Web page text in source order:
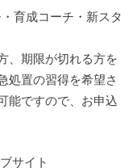
育成コーチ・新スタ
、期限が切れる方を
処置の習得を希望さ
能ですので、お申込
サイト